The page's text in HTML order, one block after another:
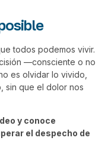
todos podemos vivir.
—consciente o no
es olvidar lo vivido,
sin que el dolor nos
y conoce
el despecho de